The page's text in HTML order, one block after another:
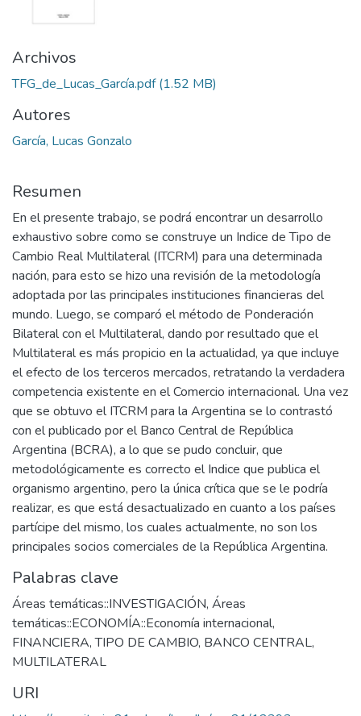
Archivos
TFG_de_Lucas_García.pdf(1.52 MB)
Autores
García, Lucas Gonzalo
Resumen
En el presente trabajo, se podrá encontrar un desarrollo
exhaustivo sobre como se construye un Indice de Tipo de
Cambio Real Multilateral (ITCRM) para una determinada
nación, para esto se hizo una revisión de la metodología
adoptada por las principales instituciones financieras del
mundo. Luego, se comparó el método de Ponderación
Bilateral con el Multilateral, dando por resultado que el
Multilateral es más propicio en la actualidad, ya que incluye
el efecto de los terceros mercados, retratando la verdadera
competencia existente en el Comercio internacional. Una vez
que se obtuvo el ITCRM para la Argentina se lo contrastó
con el publicado por el Banco Central de República
Argentina (BCRA), a lo que se pudo concluir, que
metodológicamente es correcto el Indice que publica el
organismo argentino, pero la única crítica que se le podría
realizar, es que está desactualizado en cuanto a los países
partícipe del mismo, los cuales actualmente, no son los
principales socios comerciales de la República Argentina.
Palabras clave
Áreas temáticas::INVESTIGACIÓN, Áreas
temáticas::ECONOMÍA::Economía internacional,
FINANCIERA,TIPO DE CAMBIO, BANCO CENTRAL,
MULTILATERAL
URI